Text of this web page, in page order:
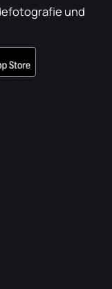
und